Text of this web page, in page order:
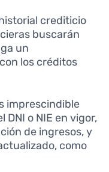
crediticio
buscarán
un
los créditos
imprescindible
o NIE en vigor,
de ingresos, y
como